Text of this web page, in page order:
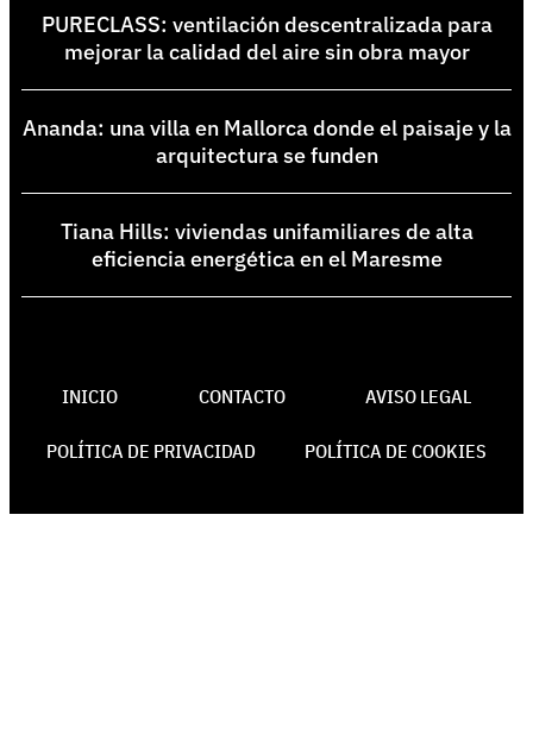
PURECLASS: ventilación descentralizada para
mejorar la calidad del aire sin obra mayor
Ananda: una villa en Mallorca donde el paisaje y la
arquitectura se funden
Tiana Hills: viviendas unifamiliares de alta
eficiencia energética en el Maresme
INICIO CONTACTO AVISO LEGAL
POLÍTICA DE PRIVACIDAD POLÍTICA DE COOKIES